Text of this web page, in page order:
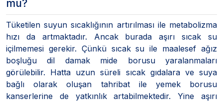
mu?
Tüketilen suyun sıcaklığının artırılması ile metabolizma
hızı da artmaktadır. Ancak burada aşırı sıcak su
içilmemesi gerekir. Çünkü sıcak su ile maalesef ağız
boşluğu dil damak mide borusu yaralanmaları
görülebilir. Hatta uzun süreli sıcak gıdalara ve suya
bağlı olarak oluşan tahribat ile yemek borusu
kanserlerine de yatkınlık artabilmektedir. Yine aşırı